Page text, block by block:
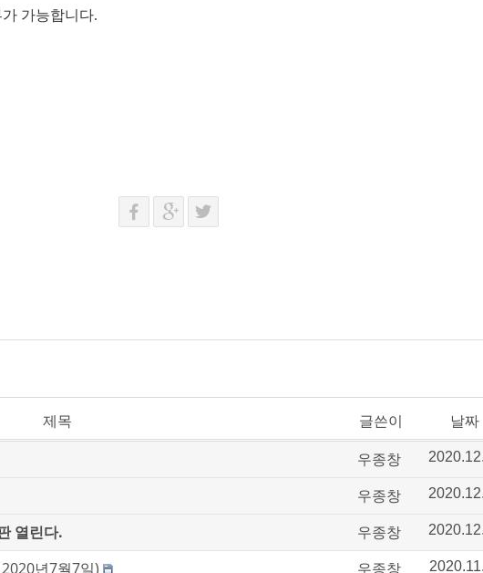
가능합니다.
제목 글쓴이 날짜
우종창
우종창
열린다. 우종창
년7월7일) 우종창